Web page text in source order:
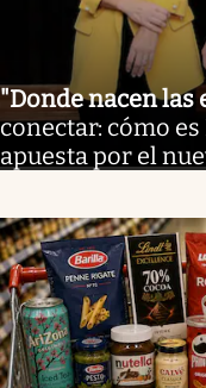
"Donde nacen las
conectar: cómo
apuesta por el